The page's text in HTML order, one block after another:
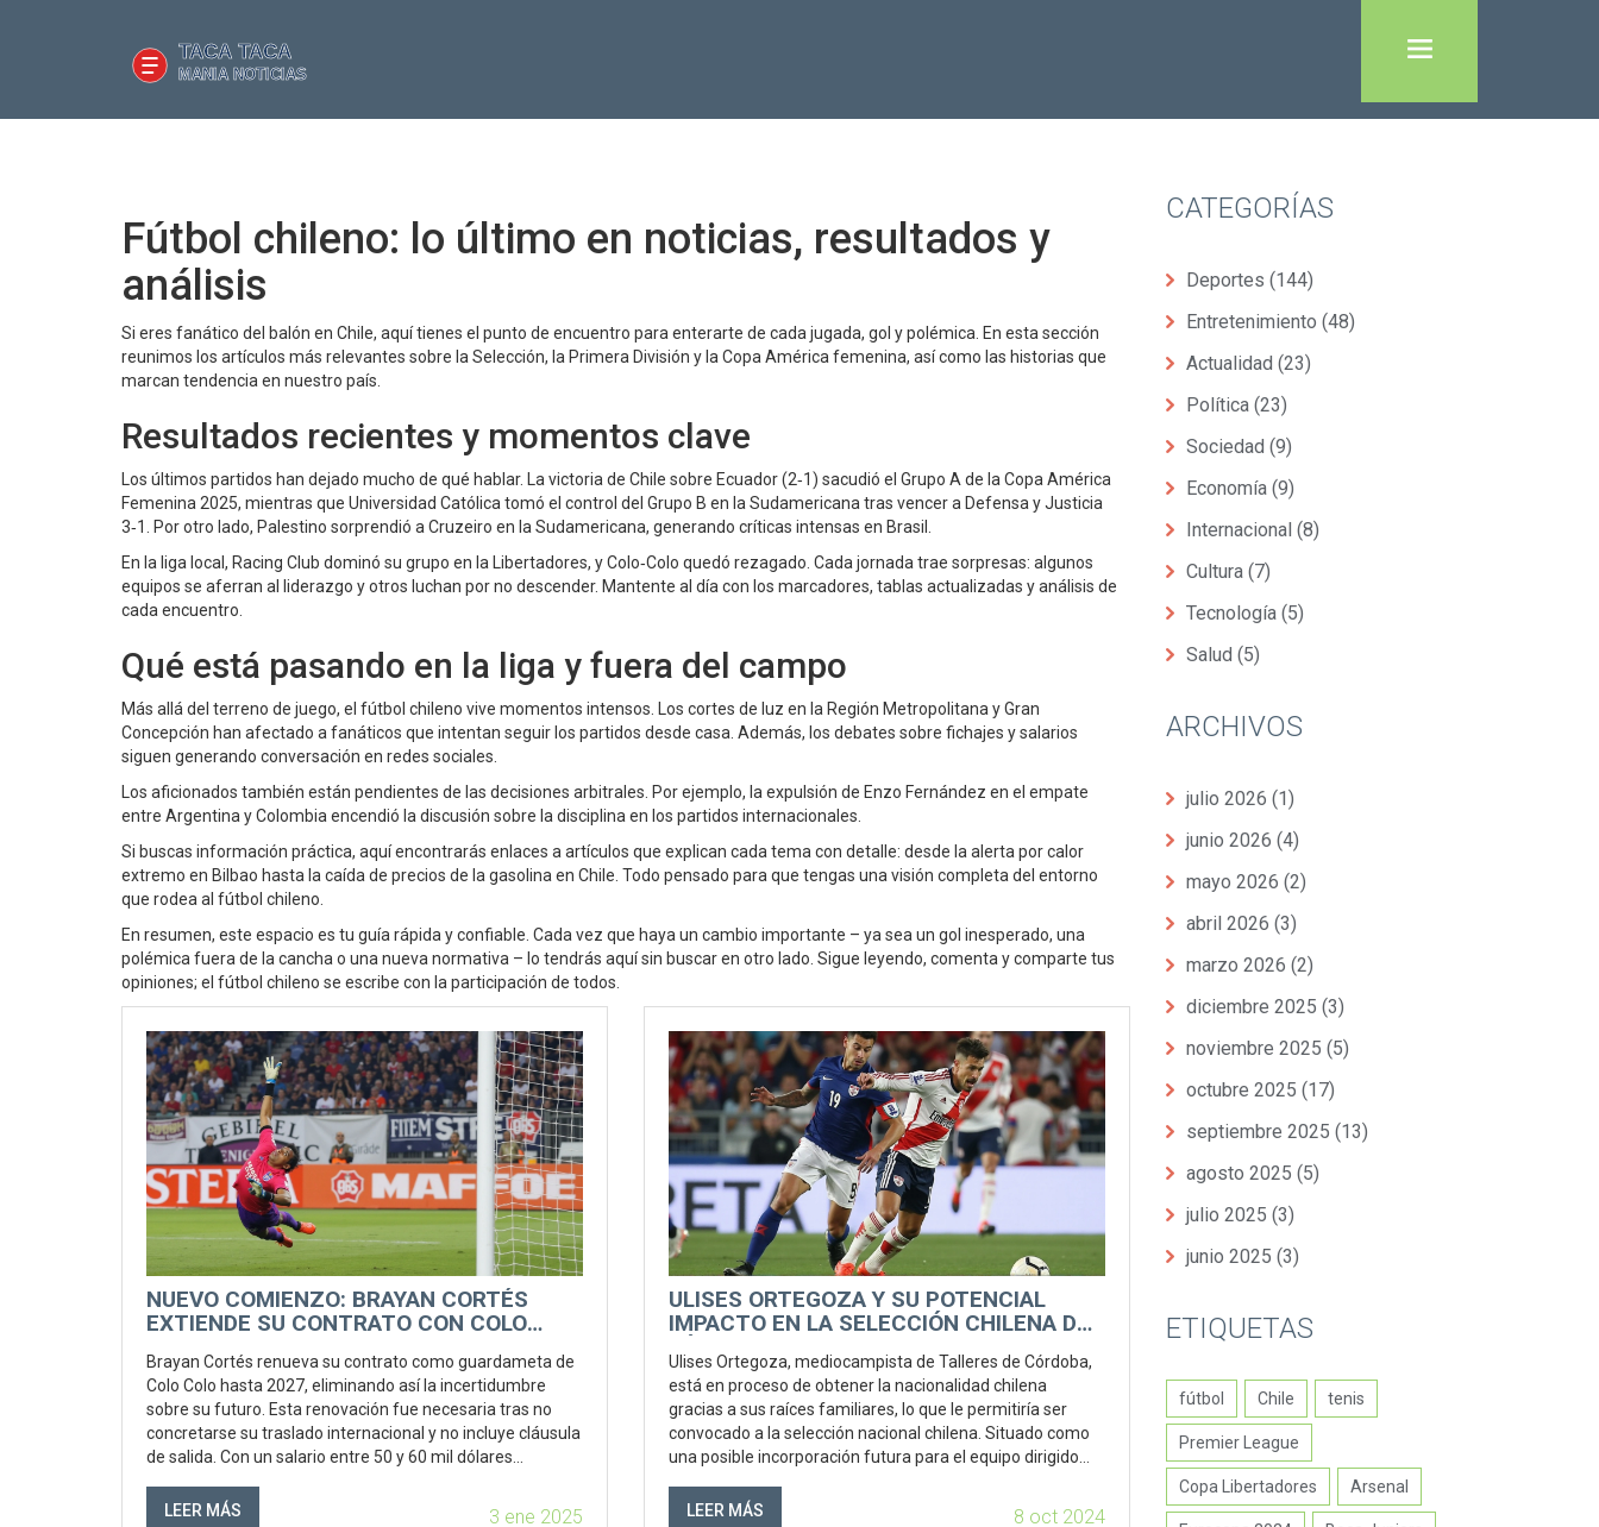
Fútbol chileno: lo último en noticias, resultados y
análisis
Si eres fanático del balón en Chile, aquí tienes el punto de encuentro para enterarte de cada jugada, gol y polémica. En esta sección
reunimos los artículos más relevantes sobre la Selección, la Primera División y la Copa América femenina, así como las historias que
marcan tendencia en nuestro país.
Resultados recientes y momentos clave
Los últimos partidos han dejado mucho de qué hablar. La victoria de Chile sobre Ecuador (2‑1) sacudió el Grupo A de la Copa América
Femenina 2025, mientras que Universidad Católica tomó el control del Grupo B en la Sudamericana tras vencer a Defensa y Justicia
3‑1. Por otro lado, Palestino sorprendió a Cruzeiro en la Sudamericana, generando críticas intensas en Brasil.
En la liga local, Racing Club dominó su grupo en la Libertadores, y Colo‑Colo quedó rezagado. Cada jornada trae sorpresas: algunos
equipos se aferran al liderazgo y otros luchan por no descender. Mantente al día con los marcadores, tablas actualizadas y análisis de
cada encuentro.
Qué está pasando en la liga y fuera del campo
Más allá del terreno de juego, el fútbol chileno vive momentos intensos. Los cortes de luz en la Región Metropolitana y Gran
Concepción han afectado a fanáticos que intentan seguir los partidos desde casa. Además, los debates sobre fichajes y salarios
siguen generando conversación en redes sociales.
Los aficionados también están pendientes de las decisiones arbitrales. Por ejemplo, la expulsión de Enzo Fernández en el empate
entre Argentina y Colombia encendió la discusión sobre la disciplina en los partidos internacionales.
Si buscas información práctica, aquí encontrarás enlaces a artículos que explican cada tema con detalle: desde la alerta por calor
extremo en Bilbao hasta la caída de precios de la gasolina en Chile. Todo pensado para que tengas una visión completa del entorno
que rodea al fútbol chileno.
En resumen, este espacio es tu guía rápida y confiable. Cada vez que haya un cambio importante – ya sea un gol inesperado, una
polémica fuera de la cancha o una nueva normativa – lo tendrás aquí sin buscar en otro lado. Sigue leyendo, comenta y comparte tus
opiniones; el fútbol chileno se escribe con la participación de todos.
NUEVO COMIENZO: BRAYAN CORTÉS
EXTIENDE SU CONTRATO CON COLO
Brayan Cortés renueva su contrato como guardameta de
Colo Colo hasta 2027, eliminando así la incertidumbre
sobre su futuro. Esta renovación fue necesaria tras no
concretarse su traslado internacional y no incluye cláusula
de salida. Con un salario entre 50 y 60 mil dólares
Almirón, asegurando la estabilidad en la posición de
LEER MÁS 3 ene 2025
ULISES ORTEGOZA Y SU POTENCIAL
IMPACTO EN LA SELECCIÓN CHILENA DE
Ulises Ortegoza, mediocampista de Talleres de Córdoba,
está en proceso de obtener la nacionalidad chilena
gracias a sus raíces familiares, lo que le permitiría ser
convocado a la selección nacional chilena. Situado como
una posible incorporación futura para el equipo dirigido
reconocimiento de su nacionalidad. Ortegoza podría
LEER MÁS 8 oct 2024
CATEGORÍAS
Deportes (144)
Entretenimiento (48)
Actualidad (23)
Política (23)
Sociedad (9)
Economía (9)
Internacional (8)
Cultura (7)
Tecnología (5)
Salud (5)
ARCHIVOS
julio 2026 (1)
junio 2026 (4)
mayo 2026 (2)
abril 2026 (3)
marzo 2026 (2)
diciembre 2025 (3)
noviembre 2025 (5)
octubre 2025 (17)
septiembre 2025 (13)
agosto 2025 (5)
julio 2025 (3)
junio 2025 (3)
ETIQUETAS
fútbol Chile tenis
Premier League
Copa Libertadores Arsenal